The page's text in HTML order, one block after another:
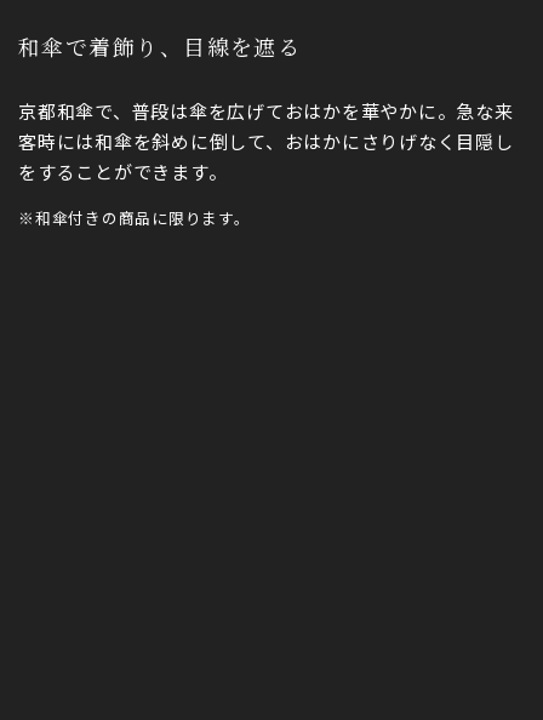
和傘で着飾り、目線を遮る
京都和傘で、普段は傘を広げておはかを華やかに。急な来
客時には和傘を斜めに倒して、おはかにさりげなく目隠し
をすることができます。
※和傘付きの商品に限ります。